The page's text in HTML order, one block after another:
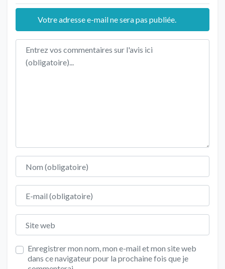
Votre adresse e-mail ne sera pas publiée.
Texte de l'avis
Nom
E-mail
Site web
Enregistrer mon nom, mon e-mail et mon site web
dans ce navigateur pour la prochaine fois que je